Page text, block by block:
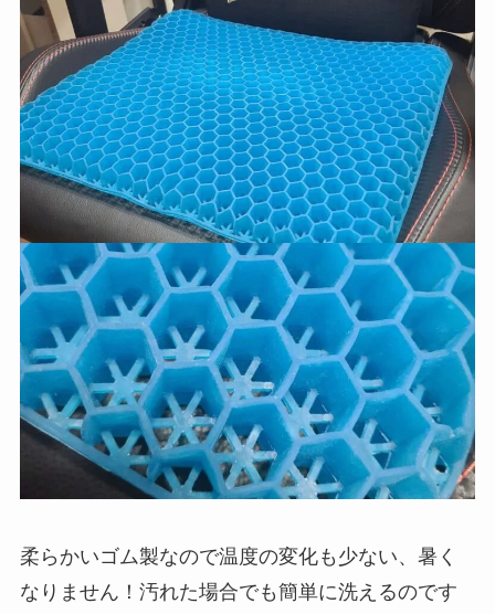
柔らかいゴム製なので温度の変化も少ない、暑く
なりません！汚れた場合でも簡単に洗えるのです